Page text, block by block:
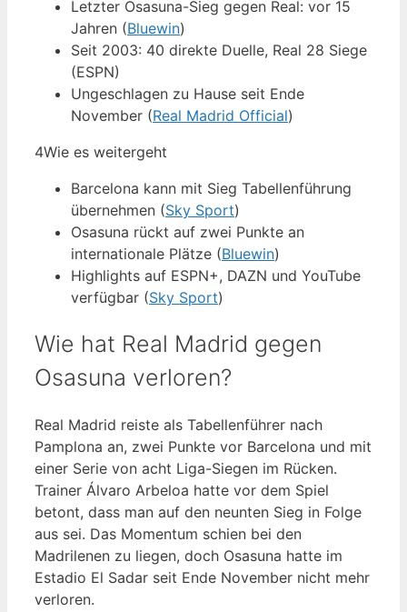
Letzter Osasuna-Sieg gegen Real: vor 15
Jahren (Bluewin)
Seit 2003: 40 direkte Duelle, Real 28 Siege
(ESPN)
Ungeschlagen zu Hause seit Ende
November (Real Madrid Official)
4Wie es weitergeht
Barcelona kann mit Sieg Tabellenführung
übernehmen (Sky Sport)
Osasuna rückt auf zwei Punkte an
internationale Plätze (Bluewin)
Highlights auf ESPN+, DAZN und YouTube
verfügbar (Sky Sport)
Wie hat Real Madrid gegen
Osasuna verloren?
Real Madrid reiste als Tabellenführer nach
Pamplona an, zwei Punkte vor Barcelona und mit
einer Serie von acht Liga-Siegen im Rücken.
Trainer Álvaro Arbeloa hatte vor dem Spiel
betont, dass man auf den neunten Sieg in Folge
aus sei. Das Momentum schien bei den
Madrilenen zu liegen, doch Osasuna hatte im
Estadio El Sadar seit Ende November nicht mehr
verloren.